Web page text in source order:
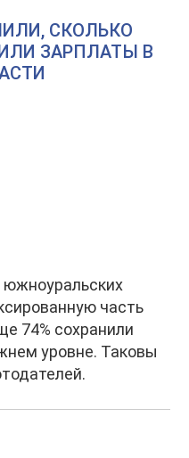
СКОЛЬКО
ЗАРПЛАТЫ В
южноуральских
часть
74% сохранили
уровне. Таковы